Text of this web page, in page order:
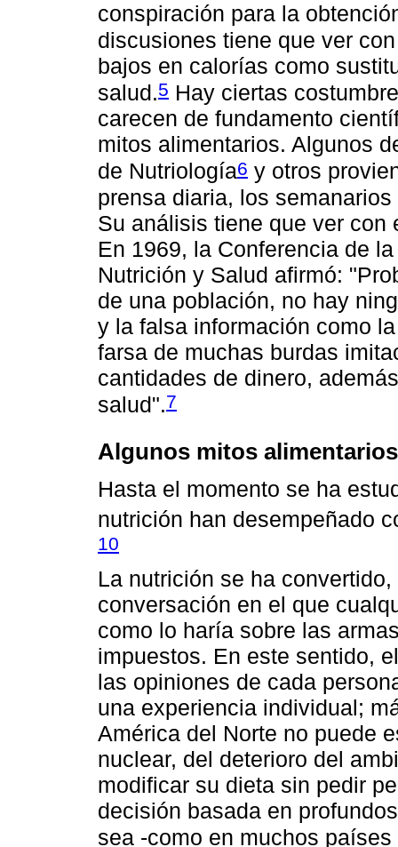
conspiración para la
discusiones tiene que ver
bajos en calorías como
salud.5 Hay ciertas
carecen de fundamento
mitos alimentarios. Algunos
de Nutriología6 y otros
prensa diaria, los
Su análisis tiene que ver con
En 1969, la Conferencia de
Nutrición y Salud afirmó:
de una población, no hay
y la falsa información como
farsa de muchas burdas
cantidades de dinero,
salud".7
Algunos mitos alimentarios
Hasta el momento se ha
nutrición han desempeñado
10
La nutrición se ha
conversación en el que
como lo haría sobre las
impuestos. En este sentido,
las opiniones de cada
una experiencia individual;
América del Norte no puede
nuclear, del deterioro del
modificar su dieta sin pedir
decisión basada en
sea -como en muchos